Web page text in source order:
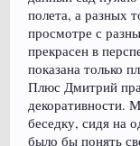
полета, а разных
просмотре с
прекрасен в
показана только
Плюс Дмитрий
декоративности.
беседку, сидя на
было бы понять